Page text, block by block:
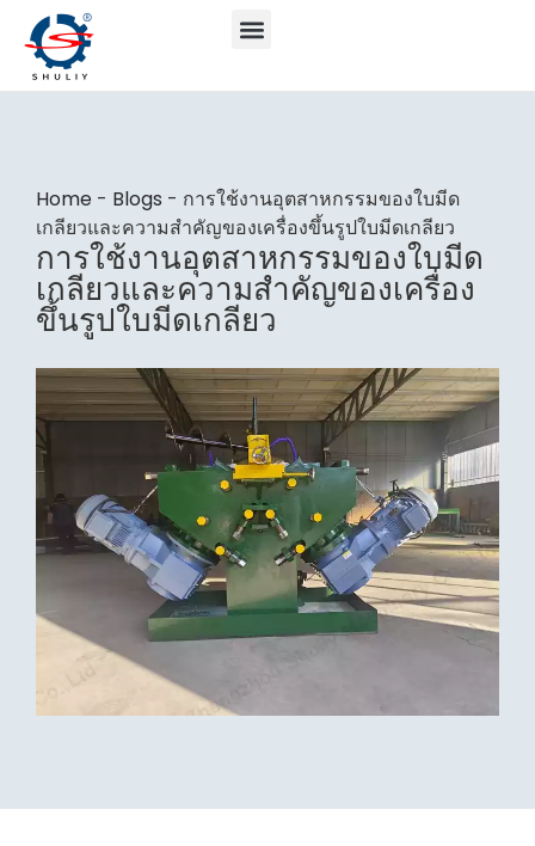
Home - Blogs - การใช้งานอุตสาหกรรมของใบมีด
เกลียวและความสำคัญของเครื่องขึ้นรูปใบมีดเกลียว
การใช้งานอุตสาหกรรมของใบมีด
เกลียวและความสำคัญของเครื่อง
ขึ้นรูปใบมีดเกลียว